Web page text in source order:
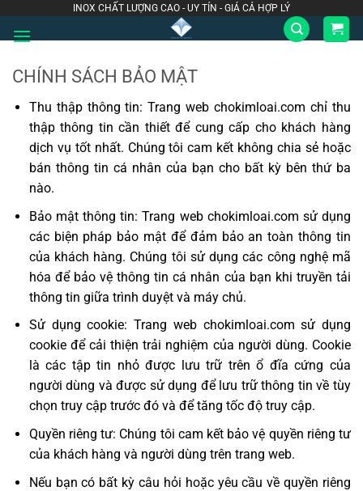
qua
dung
INOX CHẤT LƯỢNG CAO - UY TÍN - GIÁ CẢ HỢP LÝ
CHÍNH SÁCH BẢO MẬT
Thu thập thông tin: Trang web chokimloai.com chỉ thu
thập thông tin cần thiết để cung cấp cho khách hàng
dịch vụ tốt nhất. Chúng tôi cam kết không chia sẻ hoặc
bán thông tin cá nhân của bạn cho bất kỳ bên thứ ba
nào.
Bảo mật thông tin: Trang web chokimloai.com sử dụng
các biện pháp bảo mật để đảm bảo an toàn thông tin
của khách hàng. Chúng tôi sử dụng các công nghệ mã
hóa để bảo vệ thông tin cá nhân của bạn khi truyền tải
thông tin giữa trình duyệt và máy chủ.
Sử dụng cookie: Trang web chokimloai.com sử dụng
cookie để cải thiện trải nghiệm của người dùng. Cookie
là các tập tin nhỏ được lưu trữ trên ổ đĩa cứng của
người dùng và được sử dụng để lưu trữ thông tin về tùy
chọn truy cập trước đó và để tăng tốc độ truy cập.
Quyền riêng tư: Chúng tôi cam kết bảo vệ quyền riêng tư
của khách hàng và người dùng trên trang web.
Nếu bạn có bất kỳ câu hỏi hoặc yêu cầu về quyền riêng